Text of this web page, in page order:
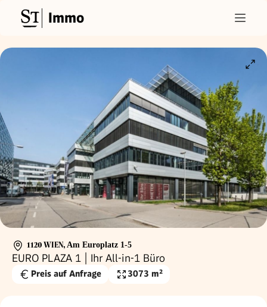
Immo
1120 WIEN, Am Europlatz 1-5
EURO PLAZA 1 | Ihr All-in-1 Büro
Preis auf Anfrage Nutzfläche
3073 m²